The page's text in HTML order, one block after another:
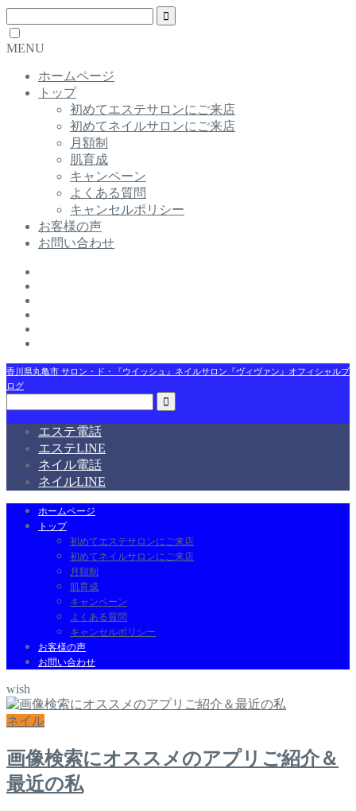
MENU
ホームページ
トップ
初めてエステサロンにご来店
初めてネイルサロンにご来店
月額制
肌育成
キャンペーン
よくある質問
キャンセルポリシー
お客様の声
お問い合わせ
香川県丸亀市 サロン・ド・『ウイッシュ』ネイルサロン『ヴィヴァン』オフィシャルブ
ログ
エステ電話
エステLINE
ネイル電話
ネイルLINE
ホームページ
トップ
初めてエステサロンにご来店
初めてネイルサロンにご来店
月額制
肌育成
キャンペーン
よくある質問
キャンセルポリシー
お客様の声
お問い合わせ
wish
ネイル
画像検索にオススメのアプリご紹介＆
最近の私